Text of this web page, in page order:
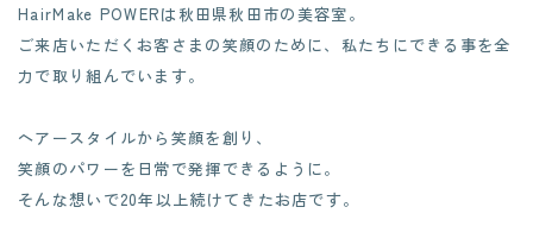
HairMake POWERは秋田県秋田市の美容室。
ご来店いただくお客さまの笑顔のために、私たちにできる事を全
力で取り組んでいます。
ヘアースタイルから笑顔を創り、
笑顔のパワーを日常で発揮できるように。
そんな想いで20年以上続けてきたお店です。